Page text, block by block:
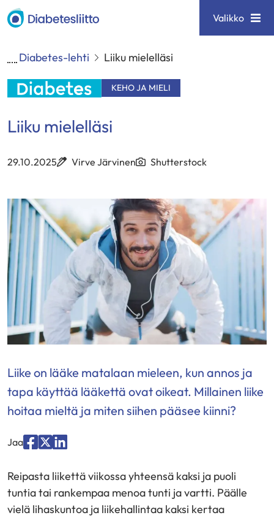
Siirry
sisältöön
Diabetesliitto Valikko
Diabetes-lehti Liiku mielelläsi
KEHO JA MIELI
Liiku mielelläsi
29.10.2025 Virve Järvinen Shutterstock
Liike on lääke matalaan mieleen, kun annos ja
tapa käyttää lääkettä ovat oikeat. Millainen liike
hoitaa mieltä ja miten siihen pääsee kiinni?
Jaa
palvelussa
"Facebook"
palvelussa
"X"
palvelussa
"LinkedIn"
Reipasta liikettä viikossa yhteensä kaksi ja puoli
tuntia tai rankempaa menoa tunti ja vartti. Päälle
vielä lihaskuntoa ja liikehallintaa kaksi kertaa